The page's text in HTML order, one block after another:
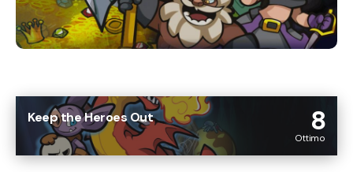
8
Ottimo
Keep the Heroes Out